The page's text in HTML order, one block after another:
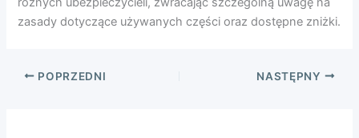
zasady dotyczące używanych części oraz dostępne zniżki.
POPRZEDNI NASTĘPNY